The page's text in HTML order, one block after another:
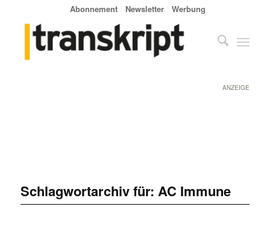
Abonnement Newsletter Werbung
ANZEIGE
Schlagwortarchiv für: AC Immune